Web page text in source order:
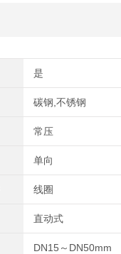
是
碳钢,不锈钢
常压
单向
线圈
直动式
DN15～DN50mm